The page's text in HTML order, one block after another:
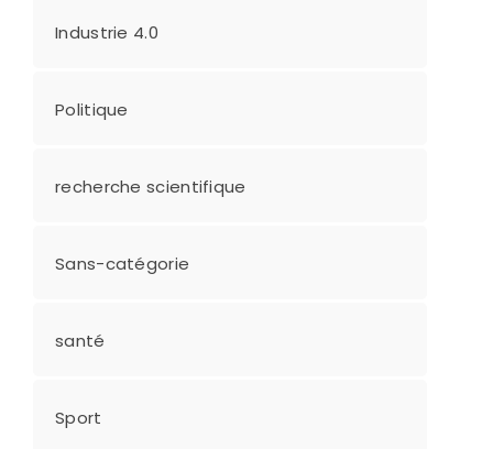
Industrie 4.0
Politique
recherche scientifique
Sans-catégorie
santé
Sport